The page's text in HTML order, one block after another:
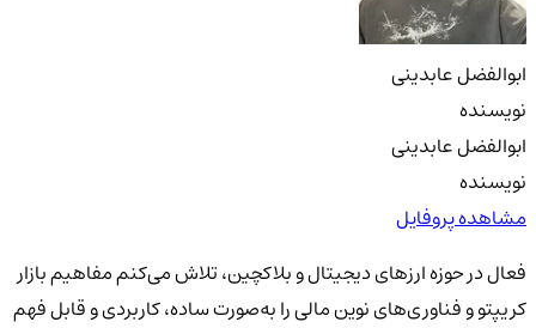
ابوالفضل عابدینی
نویسنده
ابوالفضل عابدینی
نویسنده
مشاهده پروفایل
فعال در حوزه ارزهای دیجیتال و بلاکچین، تلاش می‌کنم مفاهیم بازار
کریپتو و فناوری‌های نوین مالی را به‌صورت ساده، کاربردی و قابل فهم